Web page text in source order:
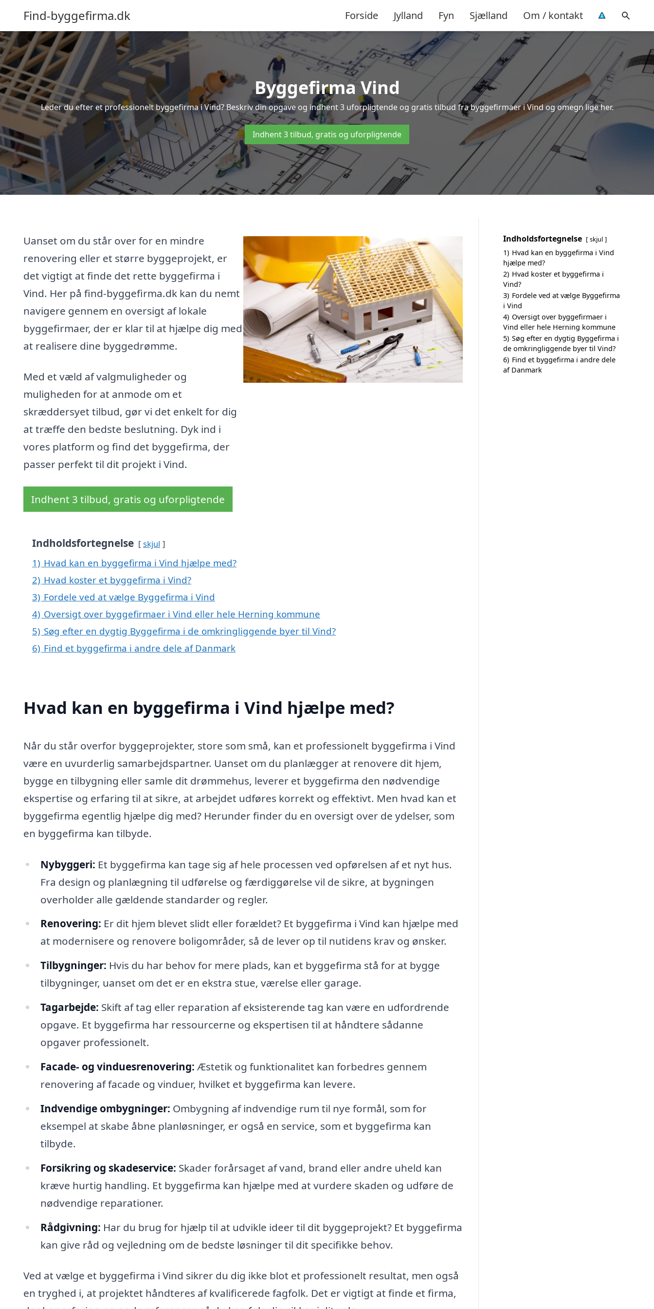
Find-byggefirma.dk Forside Jylland Fyn Sjælland Om / kontakt
Byggefirma Vind
Leder du efter et professionelt byggefirma i Vind? Beskriv din opgave og indhent 3 uforpligtende og gratis tilbud fra byggefirmaer i Vind og omegn lige her.
Indhent 3 tilbud, gratis og uforpligtende
Uanset om du står over for en mindre
renovering eller et større byggeprojekt, er
det vigtigt at finde det rette byggefirma i
Vind. Her på find-byggefirma.dk kan du nemt
navigere gennem en oversigt af lokale
byggefirmaer, der er klar til at hjælpe dig med
at realisere dine byggedrømme.
Med et væld af valgmuligheder og
muligheden for at anmode om et
skræddersyet tilbud, gør vi det enkelt for dig
at træffe den bedste beslutning. Dyk ind i
vores platform og find det byggefirma, der
passer perfekt til dit projekt i Vind.
Indhent 3 tilbud, gratis og uforpligtende
Indholdsfortegnelse skjul
1) Hvad kan en byggefirma i Vind hjælpe med?
2) Hvad koster et byggefirma i Vind?
3) Fordele ved at vælge Byggefirma i Vind
4) Oversigt over byggefirmaer i Vind eller hele Herning kommune
5) Søg efter en dygtig Byggefirma i de omkringliggende byer til Vind?
6) Find et byggefirma i andre dele af Danmark
Hvad kan en byggefirma i Vind hjælpe med?
Når du står overfor byggeprojekter, store som små, kan et professionelt byggefirma i Vind
være en uvurderlig samarbejdspartner. Uanset om du planlægger at renovere dit hjem,
bygge en tilbygning eller samle dit drømmehus, leverer et byggefirma den nødvendige
ekspertise og erfaring til at sikre, at arbejdet udføres korrekt og effektivt. Men hvad kan et
byggefirma egentlig hjælpe dig med? Herunder finder du en oversigt over de ydelser, som
en byggefirma kan tilbyde.
Nybyggeri: Et byggefirma kan tage sig af hele processen ved opførelsen af et nyt hus.
Fra design og planlægning til udførelse og færdiggørelse vil de sikre, at bygningen
overholder alle gældende standarder og regler.
Renovering: Er dit hjem blevet slidt eller forældet? Et byggefirma i Vind kan hjælpe med
at modernisere og renovere boligområder, så de lever op til nutidens krav og ønsker.
Tilbygninger: Hvis du har behov for mere plads, kan et byggefirma stå for at bygge
tilbygninger, uanset om det er en ekstra stue, værelse eller garage.
Tagarbejde: Skift af tag eller reparation af eksisterende tag kan være en udfordrende
opgave. Et byggefirma har ressourcerne og ekspertisen til at håndtere sådanne
opgaver professionelt.
Facade- og vinduesrenovering: Æstetik og funktionalitet kan forbedres gennem
renovering af facade og vinduer, hvilket et byggefirma kan levere.
Indvendige ombygninger: Ombygning af indvendige rum til nye formål, som for
eksempel at skabe åbne planløsninger, er også en service, som et byggefirma kan
tilbyde.
Forsikring og skadeservice: Skader forårsaget af vand, brand eller andre uheld kan
kræve hurtig handling. Et byggefirma kan hjælpe med at vurdere skaden og udføre de
nødvendige reparationer.
Rådgivning: Har du brug for hjælp til at udvikle ideer til dit byggeprojekt? Et byggefirma
kan give råd og vejledning om de bedste løsninger til dit specifikke behov.
Ved at vælge et byggefirma i Vind sikrer du dig ikke blot et professionelt resultat, men også
en tryghed i, at projektet håndteres af kvalificerede fagfolk. Det er vigtigt at finde et firma,
Indholdsfortegnelse skjul
1) Hvad kan en byggefirma i Vind
hjælpe med?
2) Hvad koster et byggefirma i
Vind?
3) Fordele ved at vælge Byggefirma
i Vind
4) Oversigt over byggefirmaer i
Vind eller hele Herning kommune
5) Søg efter en dygtig Byggefirma i
de omkringliggende byer til Vind?
6) Find et byggefirma i andre dele
af Danmark